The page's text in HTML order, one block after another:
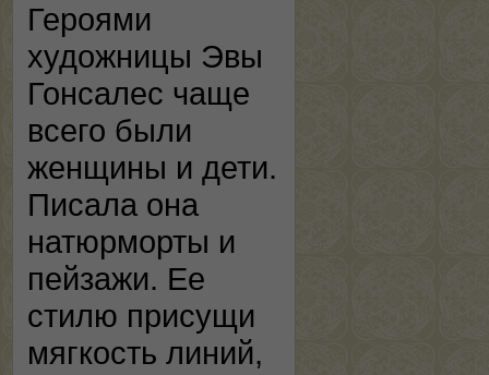
Героями
художницы Эвы
Гонсалес чаще
всего были
женщины и дети.
Писала она
натюрморты и
пейзажи. Ее
стилю присущи
мягкость линий,